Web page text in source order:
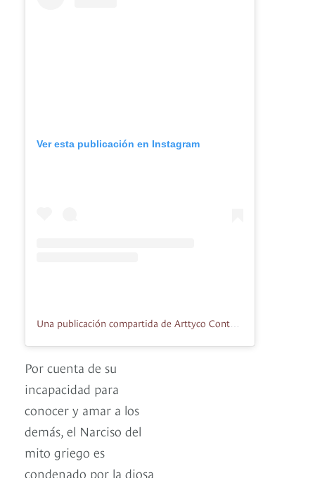
Ver esta publicación en Instagram
Una publicación compartida de Arttyco Contemporary Art (@arttyco)
Por cuenta de su
incapacidad para
conocer y amar a los
demás, el Narciso del
mito griego es
condenado por la diosa